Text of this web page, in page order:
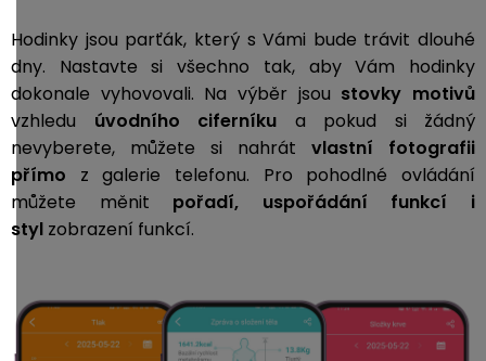
Hodinky jsou parťák, který s Vámi bude trávit dlouhé
dny. Nastavte si všechno tak, aby Vám hodinky
dokonale vyhovovali. Na výběr jsou stovky motivů
vzhledu úvodního ciferníku a pokud si žádný
nevyberete, můžete si nahrát vlastní fotografii
přímo z galerie telefonu.
Pro pohodlné ovládání
můžete měnit pořadí, uspořádání funkcí i
styl zobrazení funkcí.